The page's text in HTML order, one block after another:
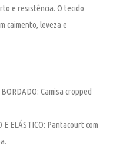
e resistência. O tecido
caimento, leveza e
BORDADO: Camisa cropped
E ELÁSTICO: Pantacourt com